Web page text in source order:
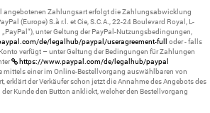
angebotenen Zahlungsart erfolgt die Zahlungsabwicklung
(Europe) S.à r.l. et Cie, S.C.A., 22-24 Boulevard Royal, L-
unter Geltung der PayPal-Nutzungsbedingungen,
/de/legalhub/paypal/useragreement-full oder - falls
verfügt – unter Geltung der Bedingungen für Zahlungen
https://www.paypal.com/de/legalhub/paypal
mittels einer im Online-Bestellvorgang auswählbaren von
erklärt der Verkäufer schon jetzt die Annahme des Angebots des
Kunde den Button anklickt, welcher den Bestellvorgang